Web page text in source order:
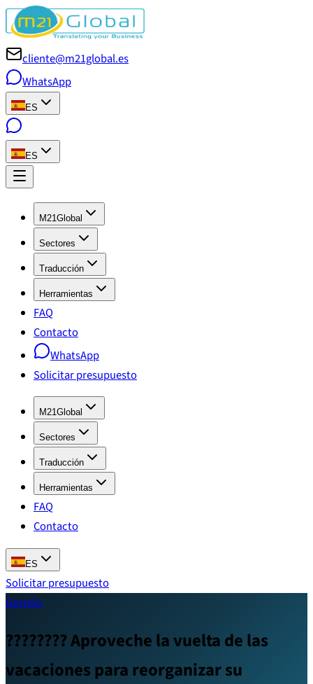
cliente@m21global.es
WhatsApp
ES
ES
M21Global
Sectores
Traducción
Herramientas
FAQ
Contacto
WhatsApp
Solicitar presupuesto
M21Global
Sectores
Traducción
Herramientas
FAQ
Contacto
ES
Solicitar presupuesto
Gestión
???????? Aproveche la vuelta de las
vacaciones para reorganizar su